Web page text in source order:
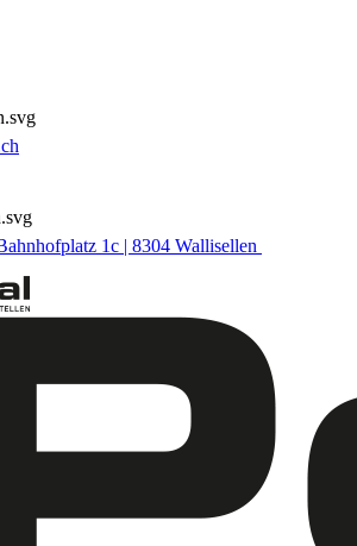
1c | 8304 Wallisellen